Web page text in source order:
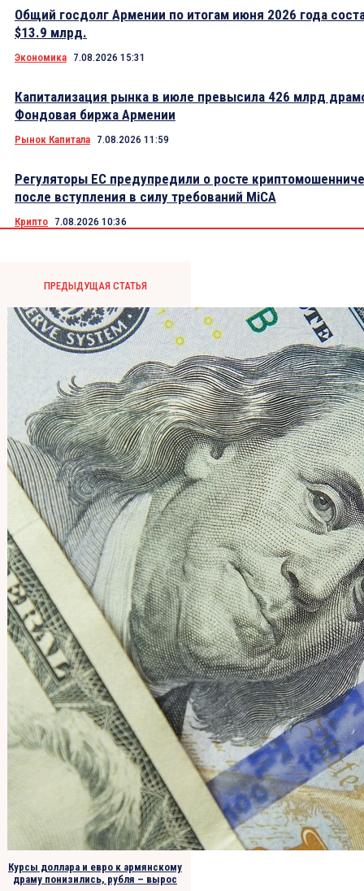
Общий госдолг Армении по итогам июня 2026 года
$13.9 млрд.
Экономика 7.08.2026 15:31
Капитализация рынка в июле превысила 426 млрд
Фондовая биржа Армении
Рынок Капитала 7.08.2026 11:59
Регуляторы ЕС предупредили о росте
после вступления в силу требований MiCA
Крипто 7.08.2026 10:36
ПРЕДЫДУЩАЯ СТАТЬЯ
Курсы доллара и евро к армянскому
драму понизились, рубля – вырос